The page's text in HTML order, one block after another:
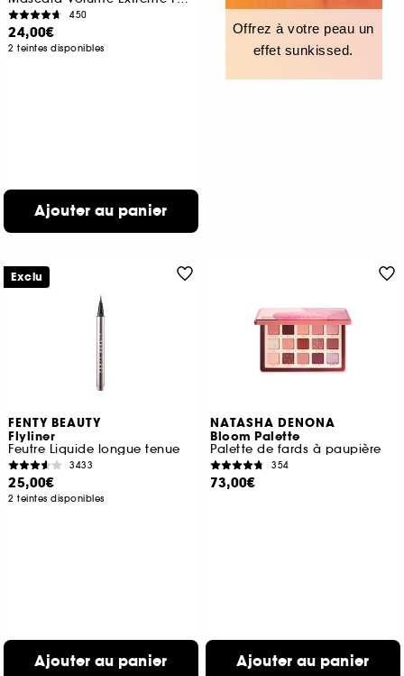
450
24,00€
2 teintes disponibles
Ajouter au panier
Offrez à votre peau un
effet sunkissed.
FENTY BEAUTY
Flyliner
Feutre Liquide longue tenue
3433
25,00€
2 teintes disponibles
Ajouter au panier
Exclu
NATASHA DENONA
Bloom Palette
Palette de fards à paupière
354
73,00€
Ajouter au panier